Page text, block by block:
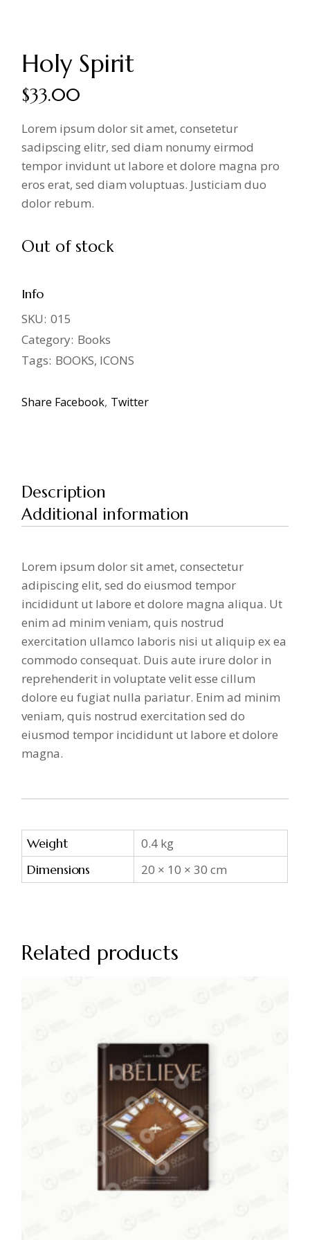
Holy Spirit
$33.00
Lorem ipsum dolor sit amet, consetetur
sadipscing elitr, sed diam nonumy eirmod
tempor invidunt ut labore et dolore magna pro
eros erat, sed diam voluptuas. Justiciam duo
dolor rebum.
Out of stock
Info
SKU: 015
Category: Books
Tags: BOOKS, ICONS
Share Facebook Twitter
Description
Additional information
Lorem ipsum dolor sit amet, consectetur
adipiscing elit, sed do eiusmod tempor
incididunt ut labore et dolore magna aliqua. Ut
enim ad minim veniam, quis nostrud
exercitation ullamco laboris nisi ut aliquip ex ea
commodo consequat. Duis aute irure dolor in
reprehenderit in voluptate velit esse cillum
dolore eu fugiat nulla pariatur. Enim ad minim
veniam, quis nostrud exercitation sed do
eiusmod tempor incididunt ut labore et dolore
magna.
Weight
0.4 kg
Dimensions
20 × 10 × 30 cm
Related products